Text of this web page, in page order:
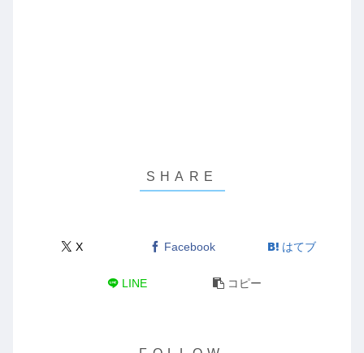
X Facebook はてブ
LINE コピー